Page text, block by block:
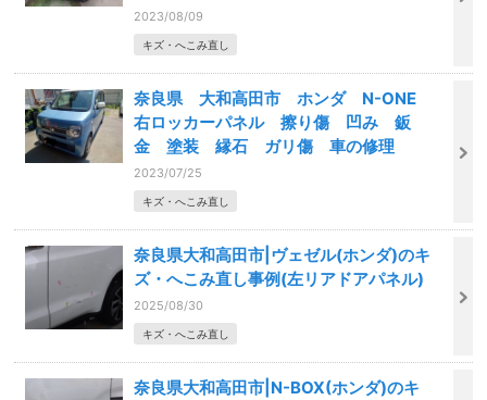
2023/08/09
キズ・へこみ直し
奈良県 大和高田市 ホンダ N-ONE
右ロッカーパネル 擦り傷 凹み 鈑
金 塗装 縁石 ガリ傷 車の修理
2023/07/25
キズ・へこみ直し
奈良県大和高田市|ヴェゼル(ホンダ)のキ
ズ・へこみ直し事例(左リアドアパネル)
2025/08/30
キズ・へこみ直し
奈良県大和高田市|N-BOX(ホンダ)のキ